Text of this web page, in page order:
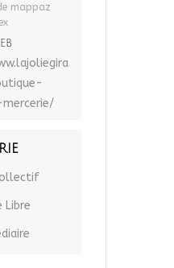
mappaz
Libre